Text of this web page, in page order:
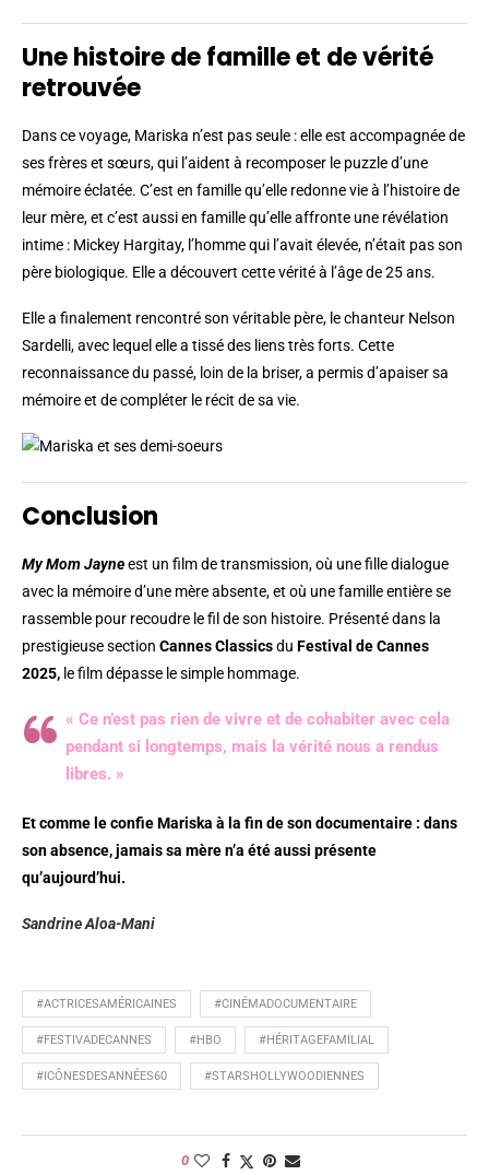
Une histoire de famille et de vérité
retrouvée
Dans ce voyage, Mariska n’est pas seule : elle est accompagnée de
ses frères et sœurs, qui l’aident à recomposer le puzzle d’une
mémoire éclatée. C’est en famille qu’elle redonne vie à l’histoire de
leur mère, et c’est aussi en famille qu’elle affronte une révélation
intime : Mickey Hargitay, l’homme qui l’avait élevée, n’était pas son
père biologique. Elle a découvert cette vérité à l’âge de 25 ans.
Elle a finalement rencontré son véritable père, le chanteur Nelson
Sardelli, avec lequel elle a tissé des liens très forts. Cette
reconnaissance du passé, loin de la briser, a permis d’apaiser sa
mémoire et de compléter le récit de sa vie.
Conclusion
My Mom Jayneest un film de transmission, où une fille dialogue
avec la mémoire d’une mère absente, et où une famille entière se
rassemble pour recoudre le fil de son histoire. Présenté dans la
prestigieuse section Cannes Classicsdu Festival de Cannes
2025, le film dépasse le simple hommage.
« Ce n’est pas rien de vivre et de cohabiter avec cela
pendant si longtemps, mais la vérité nous a rendus
libres. »
Et comme le confie Mariska à la fin de son documentaire : dans
son absence, jamais sa mère n’a été aussi présente
qu’aujourd’hui.
Sandrine Aloa-Mani
#ACTRICESAMÉRICAINES #CINÉMADOCUMENTAIRE
#FESTIVADECANNES #HBO #HÉRITAGEFAMILIAL
#ICÔNESDESANNÉES60 #STARSHOLLYWOODIENNES
0